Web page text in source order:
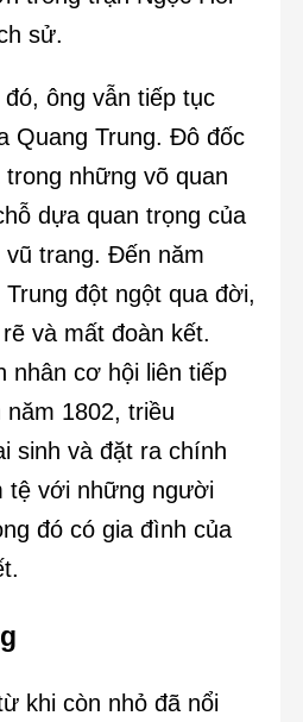
sử.
ông vẫn tiếp tục
Quang Trung. Đô đốc
những võ quan
dựa quan trọng của
trang. Đến năm
đột ngột qua đời,
và mất đoàn kết.
nhân cơ hội liên tiếp
1802, triều
sinh và đặt ra chính
tệ với những người
đó có gia đình của
khi còn nhỏ đã nổi